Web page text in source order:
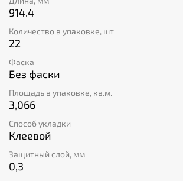
914.4
Количество в упаковке, шт
22
Фаска
Без фаски
Площадь в упаковке, кв.м.
3,066
Способ укладки
Клеевой
Защитный слой, мм
0,3